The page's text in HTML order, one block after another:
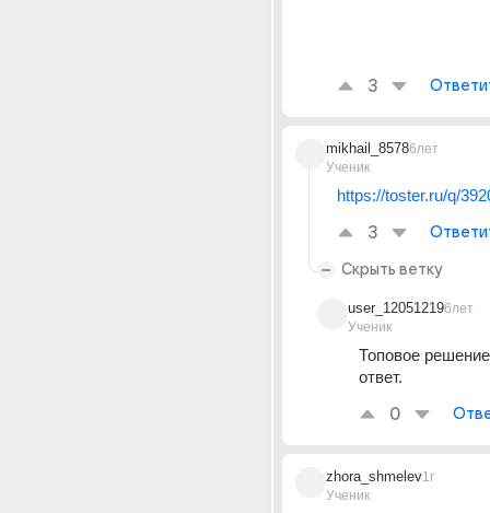
3
mikhail_8578
Ученик
6лет
https://toster.ru/q/
3
Скрыть ветку
user_12051219
Ученик
6лет
Топовое
ответ.
0
zhora_shmelev
Ученик
1г